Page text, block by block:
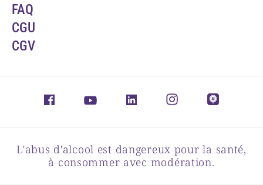
FAQ
CGU
CGV
L'abus d'alcool est dangereux pour la santé,
à consommer avec modération.